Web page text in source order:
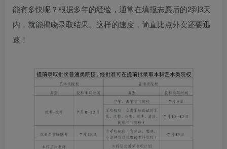
能有多快呢？根据多年的经验，通常在填报志愿后的2到3天
内，就能揭晓录取结果。这样的速度，简直比点外卖还要迅
速！